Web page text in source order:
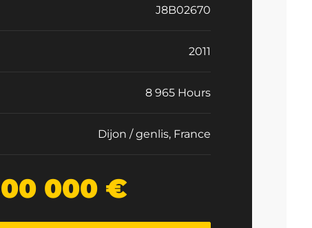
J8B02670
2011
8 965 Hours
Dijon / genlis, France
000 €